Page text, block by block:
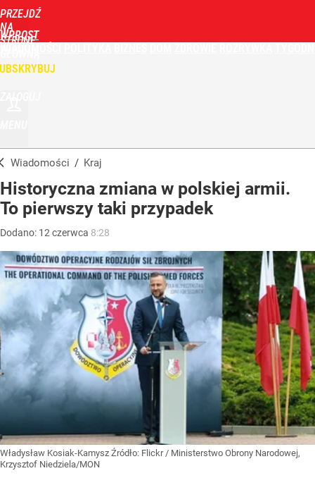
PRZEJDŹ
NA
STRONĘ
WPROST
Wiadomości / Kraj
Historyczna zmiana w polskiej armii.
To pierwszy taki przypadek
Dodano: 12 czerwca 8:28
Władysław Kosiak-Kamysz Źródło: Flickr/ Ministerstwo Obrony Narodowej,
Krzysztof Niedziela/MON